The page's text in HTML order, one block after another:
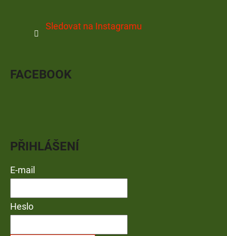
Sledovat na Instagramu
FACEBOOK
PŘIHLÁŠENÍ
E-mail
Heslo